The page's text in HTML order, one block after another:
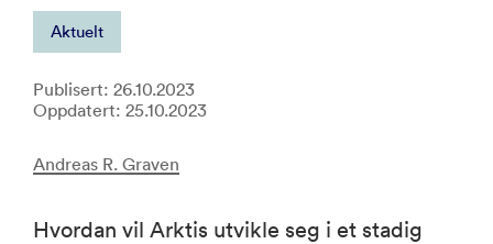
Aktuelt
Publisert: 26.10.2023
Oppdatert: 25.10.2023
Andreas R. Graven
Hvordan vil Arktis utvikle seg i et stadig